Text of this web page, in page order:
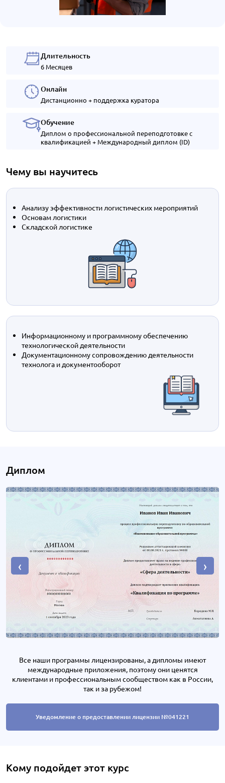
Длительность
6 Месяцев
Онлайн
Дистанционно + поддержка куратора
Обучение
Диплом о профессиональной переподготовке с
квалификацией + Международный диплом (ID)
Чему вы научитесь
Анализу эффективности логистических мероприятий
Основам логистики
Складской логистике
Информационному и программному обеспечению
технологической деятельности
Документационному сопровождению деятельности
технолога и документооборот
Диплом
‹ ›
Все наши программы лицензированы, а дипломы имеют
международные приложения, поэтому они ценятся
клиентами и профессиональным сообществом как в России,
так и за рубежом!
Уведомление о предоставлении лицензии №041221
Кому подойдет этот курс